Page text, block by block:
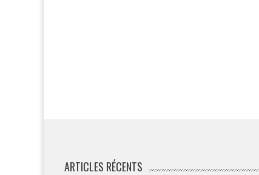
ARTICLES RÉCENTS